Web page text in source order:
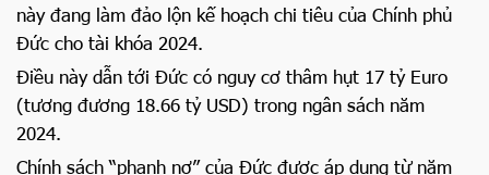
này đang làm đảo lộn kế hoạch chi tiêu của Chính phủ
Đức cho tài khóa 2024.
Điều này dẫn tới Đức có nguy cơ thâm hụt 17 tỷ Euro
(tương đương 18.66 tỷ USD) trong ngân sách năm
2024.
Chính sách “phanh nợ” của Đức được áp dụng từ năm